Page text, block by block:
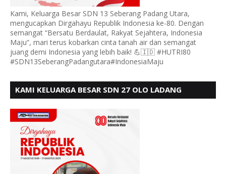
Kami, Keluarga Besar SDN 13 Seberang Padang Utara,
mengucapkan Dirgahayu Republik Indonesia ke-80. Dengan
semangat “Bersatu Berdaulat, Rakyat Sejahtera, Indonesia
Maju”, mari terus kobarkan cinta tanah air dan semangat
juang demi Indonesia yang lebih baik! 💪🇮🇩 #HUTRI80
#SDN13SeberangPadangutara#IndonesiaMaju
KAMI KELUARGA BESAR SDN 27 OLO LADANG